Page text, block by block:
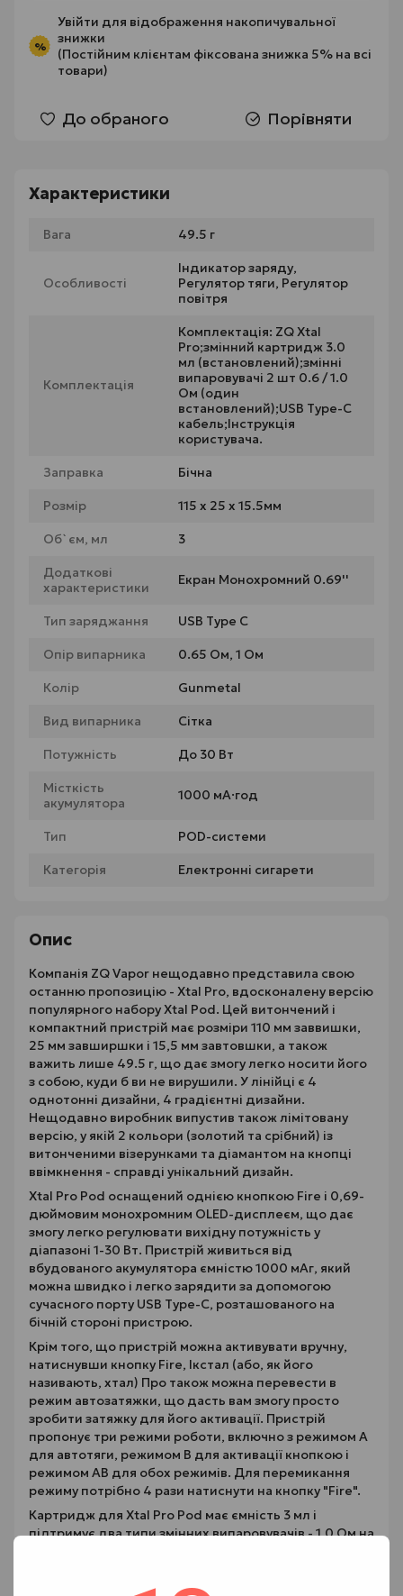
%
Увійти для відображення накопичувальної
знижки
(Постійним клієнтам фіксована знижка 5% на всі
товари)
До обраного Порівняти
Характеристики
Вага 49.5 г
Особливості
Індикатор заряду,
Регулятор тяги, Регулятор
повітря
Комплектація
Комплектація: ZQ Xtal
Pro;змінний картридж 3.0
мл (встановлений);змінні
випаровувачі 2 шт 0.6 / 1.0
Ом (один
встановлений);USB Type-C
кабель;Інструкція
користувача.
Заправка Бічна
Розмір 115 х 25 х 15.5мм
Об`єм, мл 3
Додаткові
характеристики
Екран Монохромний 0.69''
Тип заряджання USB Type C
Опір випарника 0.65 Ом, 1 Ом
Колір Gunmetal
Вид випарника Сітка
Потужність До 30 Вт
Місткість
акумулятора
1000 мА·год
Тип POD-системи
Категорія Електронні сигарети
Опис
Компанія ZQ Vapor нещодавно представила свою
останню пропозицію - Xtal Pro, вдосконалену версію
популярного набору Xtal Pod. Цей витончений і
компактний пристрій має розміри 110 мм заввишки,
25 мм завширшки і 15,5 мм завтовшки, а також
важить лише 49.5 г, що дає змогу легко носити його
з собою, куди б ви не вирушили. У лінійці є 4
однотонні дизайни, 4 градієнтні дизайни.
Нещодавно виробник випустив також лімітовану
версію, у якій 2 кольори (золотий та срібний) із
витонченими візерунками та діамантом на кнопці
ввімкнення - справді унікальний дизайн.
Xtal Pro Pod оснащений однією кнопкою Fire і 0,69-
дюймовим монохромним OLED-дисплеєм, що дає
змогу легко регулювати вихідну потужність у
діапазоні 1-30 Вт. Пристрій живиться від
вбудованого акумулятора ємністю 1000 мАг, який
можна швидко і легко зарядити за допомогою
сучасного порту USB Type-C, розташованого на
бічній стороні пристрою.
Крім того, що пристрій можна активувати вручну,
натиснувши кнопку Fire, Ікстал (або, як його
називають, хтал) Про також можна перевести в
режим автозатяжки, що дасть вам змогу просто
зробити затяжку для його активації. Пристрій
пропонує три режими роботи, включно з режимом A
для автотяги, режимом B для активації кнопкою і
режимом AB для обох режимів. Для перемикання
режиму потрібно 4 рази натиснути на кнопку "Fire".
Картридж для Xtal Pro Pod має ємність 3 мл і
підтримує два типи змінних випаровувачів - 1.0 Ом на
вашою улюбленою рідиною. Ви можете